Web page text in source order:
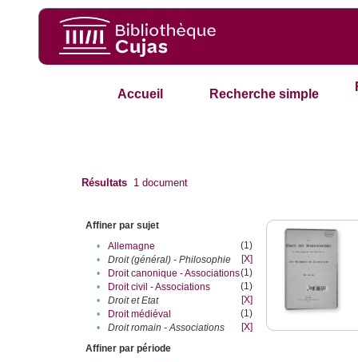
Accueil Recherche simple
Résultats 1 document
Affiner par sujet
•
Allemagne
(1)
•
Droit (général) - Philosophie
[X]
•
Droit canonique - Associations(1)
•
Droit civil - Associations
(1)
•
Droit et Etat
[X]
•
Droit médiéval
(1)
•
Droit romain - Associations
[X]
Affiner par période